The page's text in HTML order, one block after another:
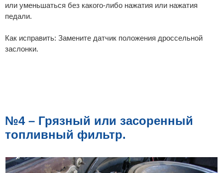
или уменьшаться без какого-либо нажатия или нажатия
педали.
Как исправить: Замените датчик положения дроссельной
заслонки.
№4 – Грязный или засоренный
топливный фильтр.